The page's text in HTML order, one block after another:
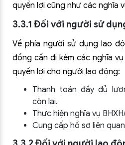
quyền lợi cũng như các nghĩa
3.3.1 Đối với người sử
Về phía người sử dụng lao
đồng cần đi kèm các nghĩa
quyền lợi cho người lao động:
Thanh toán đầy đủ
còn lại.
Thực hiện nghĩa vụ
Cung cấp hồ sơ liên